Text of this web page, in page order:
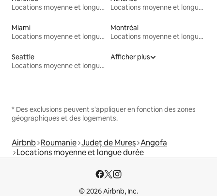
Locations moyenne et longue durée
Locations moyenne et longue durée
Miami
Locations moyenne et longue durée
Montréal
Locations moyenne et longue durée
Seattle
Locations moyenne et longue durée
Afficher plus
* Des exclusions peuvent s'appliquer en fonction des zones
géographiques et des logements.
Airbnb Roumanie Județ de Mureș Angofa
Locations moyenne et longue durée
© 2026 Airbnb, Inc.